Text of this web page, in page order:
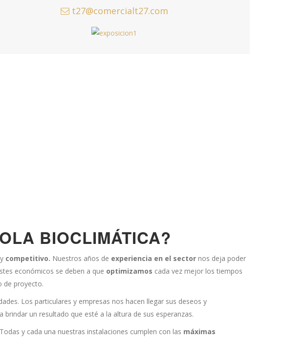
t27@comercialt27.com
BIOCLIMÁTICA?
competitivo. Nuestros años de experiencia en el sector nos deja poder
económicos se deben a que optimizamos cada vez mejor los tiempos
de proyecto.
Los particulares y empresas nos hacen llegar sus deseos y
un resultado que esté a la altura de sus esperanzas.
y cada una nuestras instalaciones cumplen con las máximas